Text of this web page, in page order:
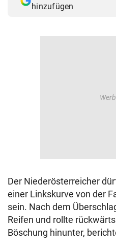
hinzufügen
Der Niederösterreicher
einer Linkskurve von der
sein. Nach dem
Reifen und rollte
Böschung hinunter,